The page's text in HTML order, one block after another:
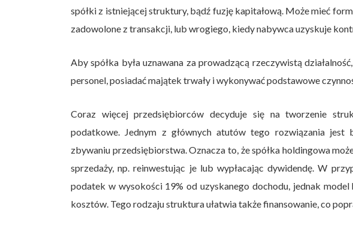
spółki z istniejącej struktury, bądź fuzję kapitałową. Może mieć
zadowolone z transakcji, lub wrogiego, kiedy nabywca uzyskuje
Aby spółka była uznawana za prowadzącą rzeczywistą
personel, posiadać majątek trwały i wykonywać podstawowe
Coraz więcej przedsiębiorców decyduje się na tworzenie
podatkowe. Jednym z głównych atutów tego rozwiązania
zbywaniu przedsiębiorstwa. Oznacza to, że spółka holdingowa
sprzedaży, np. reinwestując je lub wypłacając dywidendę. W
podatek w wysokości 19% od uzyskanego dochodu, jednak
kosztów. Tego rodzaju struktura ułatwia także finansowanie, co